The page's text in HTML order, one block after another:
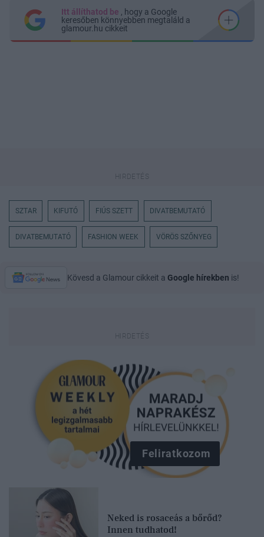
Itt állíthatod be , hogy a Google
keresőben könnyebben megtaláld a
glamour.hu cikkeit
SZTAR KIFUTÓ FIÚS SZETT DIVATBEMUTATÓ
DIVATBEMUTATÓ FASHION WEEK VÖRÖS SZŐNYEG
Kövesd a Glamour cikkeit a Google hírekben is!
Feliratkozom
Neked is rosaceás a bőrőd?
Innen tudhatod!